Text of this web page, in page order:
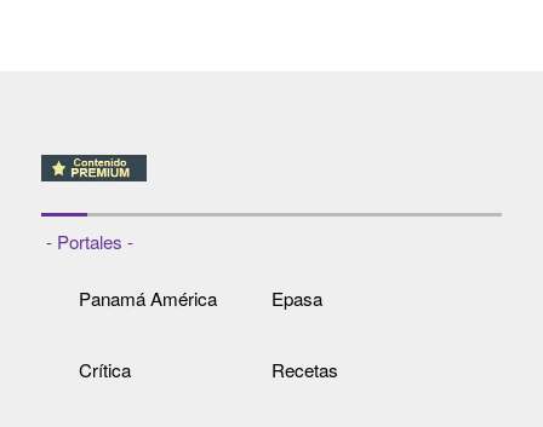
- Portales -
Panamá América Epasa
Crítica Recetas